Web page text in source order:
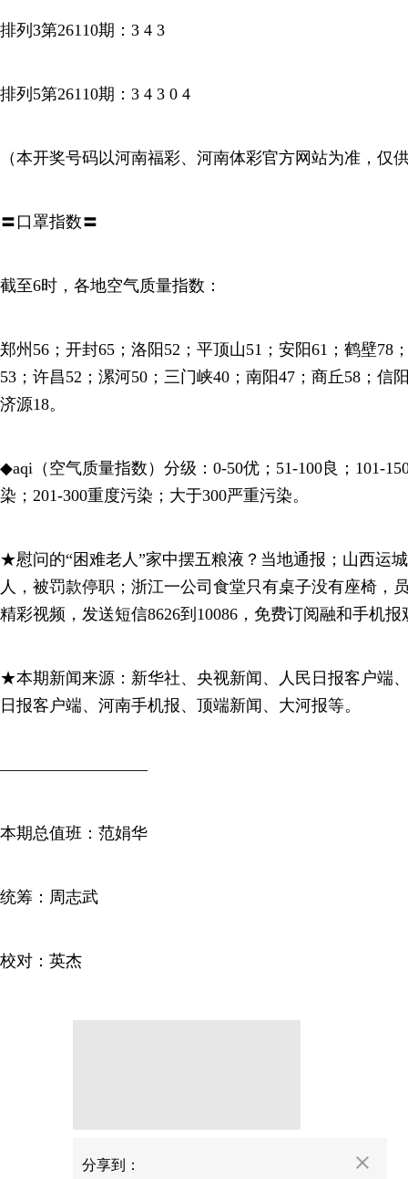
排列3第26110期：3 4 3
排列5第26110期：3 4 3 0 4
（本开奖号码以河南福彩、河南体彩官方网站为准，仅
〓口罩指数〓
截至6时，各地空气质量指数：
郑州56；开封65；洛阳52；平顶山51；安阳61；鹤壁78
53；许昌52；漯河50；三门峡40；南阳47；商丘58；信
济源18。
◆aqi（空气质量指数）分级：0-50优；51-100良；101-
染；201-300重度污染；大于300严重污染。
★慰问的“困难老人”家中摆五粮液？当地通报；山西运
人，被罚款停职；浙江一公司食堂只有桌子没有座椅
精彩视频，发送短信8626到10086，免费订阅融和手机报
★本期新闻来源：新华社、央视新闻、人民日报客户端
日报客户端、河南手机报、顶端新闻、大河报等。
—————————
本期总值班：范娟华
统筹：周志武
校对：英杰
分享到：